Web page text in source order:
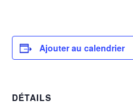
Ajouter au calendrier
DÉTAILS